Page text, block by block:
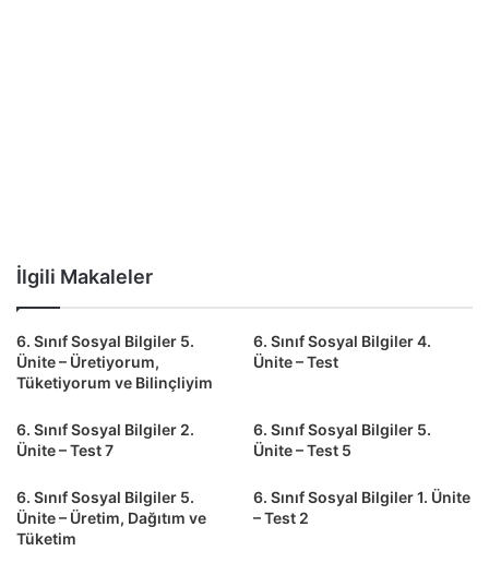
İlgili Makaleler
6. Sınıf Sosyal Bilgiler 5.
Ünite – Üretiyorum,
Tüketiyorum ve Bilinçliyim
6. Sınıf Sosyal Bilgiler 4.
Ünite – Test
6. Sınıf Sosyal Bilgiler 2.
Ünite – Test 7
6. Sınıf Sosyal Bilgiler 5.
Ünite – Test 5
6. Sınıf Sosyal Bilgiler 5.
Ünite – Üretim, Dağıtım ve
Tüketim
6. Sınıf Sosyal Bilgiler 1. Ünite
– Test 2